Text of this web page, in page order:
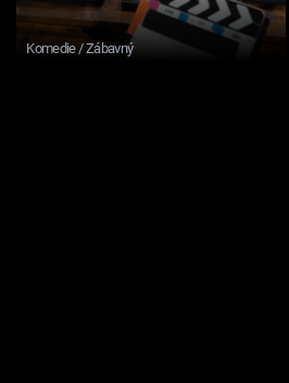
Komedie / Zábavný